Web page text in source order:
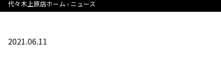
代々木上原店ホーム ニュース
2021.06.11